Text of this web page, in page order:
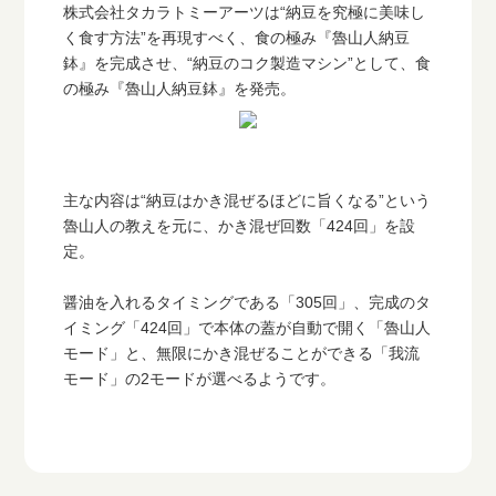
株式会社タカラトミーアーツは“納豆を究極に美味し
く食す方法”を再現すべく、食の極み『魯山人納豆
鉢』を完成させ、“納豆のコク製造マシン”として、食
の極み『魯山人納豆鉢』を発売。
主な内容は“納豆はかき混ぜるほどに旨くなる”という
魯山人の教えを元に、かき混ぜ回数「424回」を設
定。
醤油を入れるタイミングである「305回」、完成のタ
イミング「424回」で本体の蓋が自動で開く「魯山人
モード」と、無限にかき混ぜることができる「我流
モード」の2モードが選べるようです。